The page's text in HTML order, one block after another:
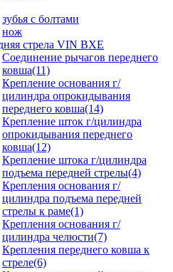
зубья с болтами
нож
стрела VIN BXE
Cоединение рычагов переднего
ковша(11)
Крепление основания г/
цилиндра опрокидывания
переднего ковша(14)
Крепление шток г/цилиндра
опрокидывания переднего
ковша(12)
Крепление штока г/цилиндра
подъема передней стрелы(4)
Крепления основания г/
цилиндра подъема передней
стрелы к раме(1)
Крепления основания г/
цилиндра челюсти(7)
Крепления переднего ковша к
стреле(6)